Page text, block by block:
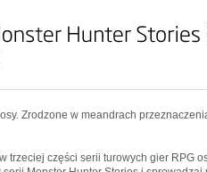
Zrodzone w meandrach
trzeciej części serii turowych gier RPG